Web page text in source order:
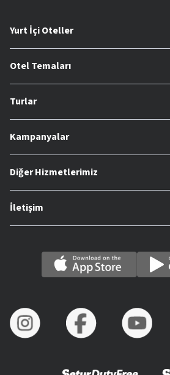
Yurt İçi Oteller
Otel Temaları
Turlar
Kampanyalar
Diğer Hizmetlerimiz
İletişim